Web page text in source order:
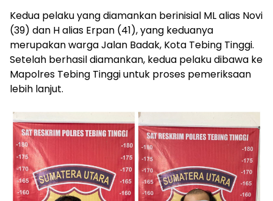
Kedua pelaku yang diamankan berinisial ML alias Novi
(39) dan H alias Erpan (41), yang keduanya
merupakan warga Jalan Badak, Kota Tebing Tinggi.
Setelah berhasil diamankan, kedua pelaku dibawa ke
Mapolres Tebing Tinggi untuk proses pemeriksaan
lebih lanjut.